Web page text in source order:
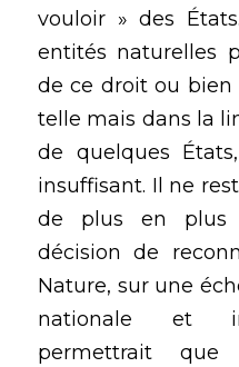
vouloir » des
entités naturelles
de ce droit ou
telle mais dans la
de quelques
insuffisant. Il ne
de plus en plus
décision de
Nature, sur une
nationale et
permettrait